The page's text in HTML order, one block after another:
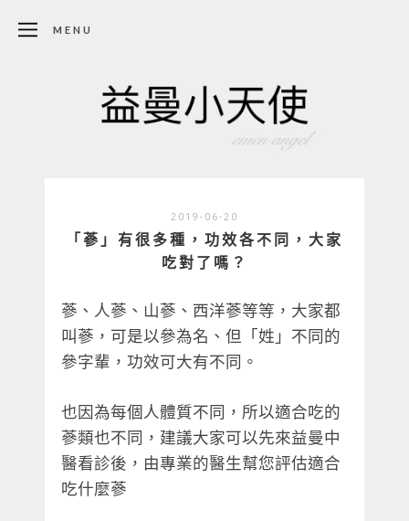
MENU
2019-06-20
「蔘」有很多種，功效各不同，大家
吃對了嗎？
蔘、人蔘、山蔘、西洋蔘等等，大家都
叫蔘，可是以參為名、但「姓」不同的
參字輩，功效可大有不同。
也因為每個人體質不同，所以適合吃的
蔘類也不同，建議大家可以先來益曼中
醫看診後，由專業的醫生幫您評估適合
吃什麼蔘